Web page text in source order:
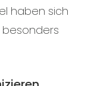
haben sich
besonders